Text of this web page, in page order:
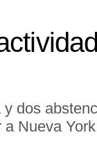
dos
Nueva